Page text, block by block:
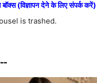
बॉक्स (विज्ञापन देने के लिए संपर्क करें)
is trashed.